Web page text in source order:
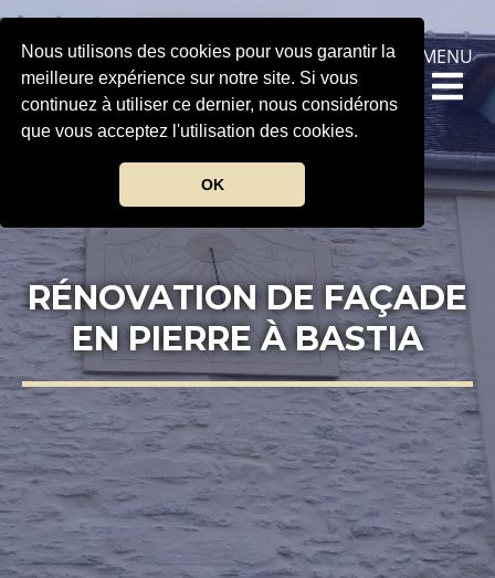
Nous utilisons des cookies pour vous garantir la
meilleure expérience sur notre site. Si vous
continuez à utiliser ce dernier, nous considérons
que vous acceptez l'utilisation des cookies.
OK
MENU
RÉNOVATION DE FAÇADE
EN PIERRE À BASTIA